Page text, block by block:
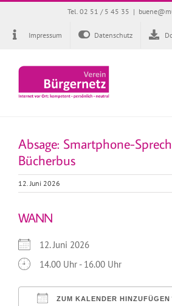
Zum
springen
Tel. 02 51 / 5 45 35 |
Impressum Datenschutz
Absage: Smartphone-
Bücherbus
12. Juni 2026
WANN
12. Juni 2026
14.00 Uhr - 16.00 Uhr
ZUM KALENDER HINZUFÜGEN